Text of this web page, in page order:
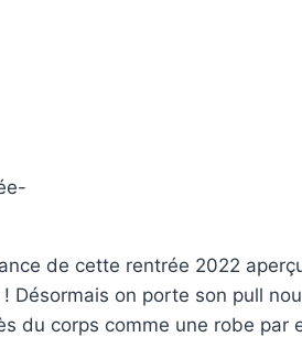
de cette rentrée 2022
Désormais on porte son pull
du corps comme une robe